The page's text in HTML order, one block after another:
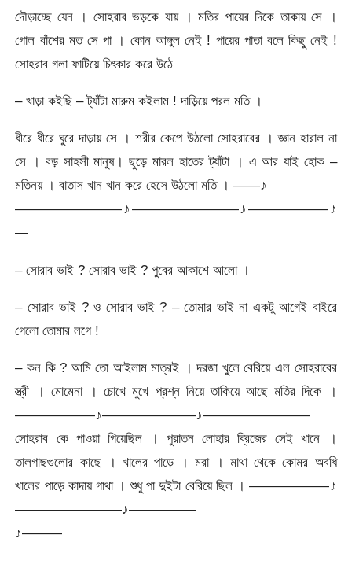
দৌড়াচ্ছে যেন । সোহরাব ভড়কে যায় । মতির পায়ের দিকে তাকায় সে ।
গোল বাঁশের মত সে পা । কোন আঙ্গুল নেই ! পায়ের পাতা বলে কিছু নেই !
সোহরাব গলা ফাটিয়ে চিৎকার করে উঠে
– খাড়া কইছি – ট্যাঁটা মারুম কইলাম ! দাড়িয়ে পরল মতি ।
ধীরে ধীরে ঘুরে দাড়ায় সে । শরীর কেপে উঠলো সোহরাবের । জ্ঞান হারাল না
সে । বড় সাহসী মানুষ। ছুড়ে মারল হাতের ট্যাঁটা । এ আর যাই হোক –
মতিনয় । বাতাস খান খান করে হেসে উঠলো মতি । ——♪
————————♪————————♪——————♪
—
– সোরাব ভাই ? সোরাব ভাই ? পুবের আকাশে আলো ।
– সোরাব ভাই ? ও সোরাব ভাই ? – তোমার ভাই না একটু আগেই বাইরে
গেলো তোমার লগে !
– কন কি ? আমি তো আইলাম মাত্রই । দরজা খুলে বেরিয়ে এল সোহরাবের
স্ত্রী । মোমেনা । চোখে মুখে প্রশ্ন নিয়ে তাকিয়ে আছে মতির দিকে ।
——————♪———————♪————————
সোহরাব কে পাওয়া গিয়েছিল । পুরাতন লোহার ব্রিজের সেই খানে ।
তালগাছগুলোর কাছে । খালের পাড়ে । মরা । মাথা থেকে কোমর অবধি
খালের পাড়ে কাদায় গাথা । শুধু পা দুইটা বেরিয়ে ছিল । ——————♪
————————♪—————
♪———